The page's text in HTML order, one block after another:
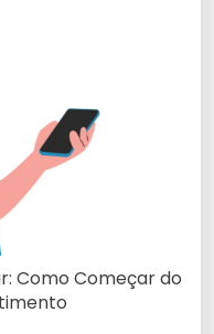
Como Começar do